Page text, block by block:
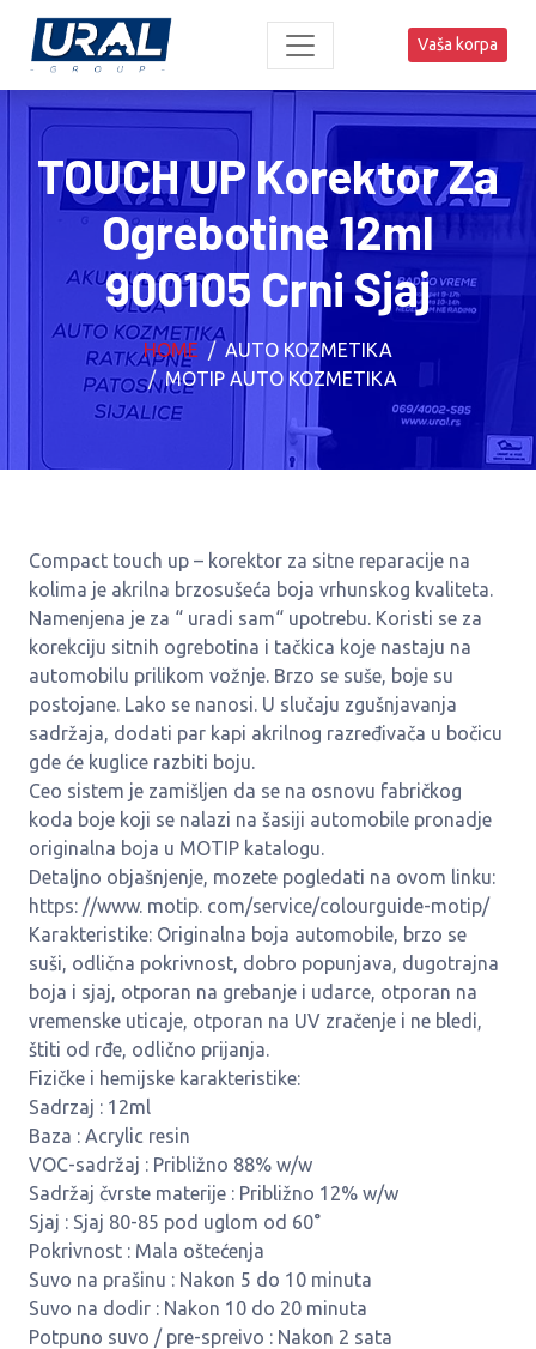
Vaša korpa
TOUCH UP Korektor Za
Ogrebotine 12ml
900105 Crni Sjaj
HOME
AUTO KOZMETIKA
MOTIP AUTO KOZMETIKA
Compact touch up – korektor za sitne reparacije na
kolima je akrilna brzosušeća boja vrhunskog kvaliteta.
Namenjena je za “ uradi sam“ upotrebu. Koristi se za
korekciju sitnih ogrebotina i tačkica koje nastaju na
automobilu prilikom vožnje. Brzo se suše, boje su
postojane. Lako se nanosi. U slučaju zgušnjavanja
sadržaja, dodati par kapi akrilnog razređivača u bočicu
gde će kuglice razbiti boju.
Ceo sistem je zamišljen da se na osnovu fabričkog
koda boje koji se nalazi na šasiji automobile pronadje
originalna boja u MOTIP katalogu.
Detaljno objašnjenje, mozete pogledati na ovom linku:
https: //www. motip. com/service/colourguide-motip/
Karakteristike: Originalna boja automobile, brzo se
suši, odlična pokrivnost, dobro popunjava, dugotrajna
boja i sjaj, otporan na grebanje i udarce, otporan na
vremenske uticaje, otporan na UV zračenje i ne bledi,
štiti od rđe, odlično prijanja.
Fizičke i hemijske karakteristike:
Sadrzaj : 12ml
Baza : Acrylic resin
VOC-sadržaj : Približno 88% w/w
Sadržaj čvrste materije : Približno 12% w/w
Sjaj : Sjaj 80-85 pod uglom od 60°
Pokrivnost : Mala oštećenja
Suvo na prašinu : Nakon 5 do 10 minuta
Suvo na dodir : Nakon 10 do 20 minuta
Potpuno suvo / pre-spreivo : Nakon 2 sata